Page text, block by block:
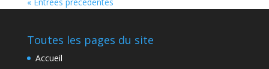
Toutes les pages du site
Accueil